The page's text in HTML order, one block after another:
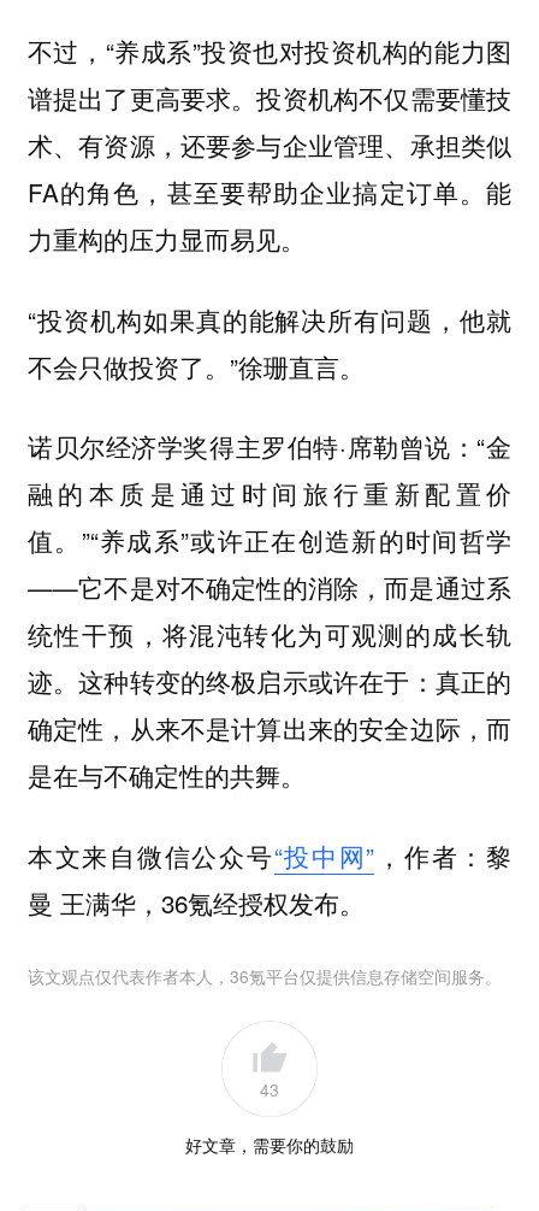
不过，“养成系”投资也对投资机构的能力图
谱提出了更高要求。投资机构不仅需要懂技
术、有资源，还要参与企业管理、承担类似
FA的角色，甚至要帮助企业搞定订单。能
力重构的压力显而易见。
“投资机构如果真的能解决所有问题，他就
不会只做投资了。”徐珊直言。
诺贝尔经济学奖得主罗伯特·席勒曾说：“金
融的本质是通过时间旅行重新配置价
值。”“养成系”或许正在创造新的时间哲学
——它不是对不确定性的消除，而是通过系
统性干预，将混沌转化为可观测的成长轨
迹。这种转变的终极启示或许在于：真正的
确定性，从来不是计算出来的安全边际，而
是在与不确定性的共舞。
本文来自微信公众号“投中网” ，作者：黎
曼 王满华，36氪经授权发布。
该文观点仅代表作者本人，36氪平台仅提供信息存储空间服务。
43
好文章，需要你的鼓励